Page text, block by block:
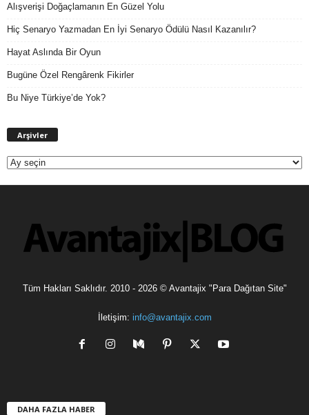
Alışverişi Doğaçlamanın En Güzel Yolu
Hiç Senaryo Yazmadan En İyi Senaryo Ödülü Nasıl Kazanılır?
Hayat Aslında Bir Oyun
Bugüne Özel Rengârenk Fikirler
Bu Niye Türkiye’de Yok?
Arşivler
Tüm Hakları Saklıdır. 2010 - 2026 © Avantajix "Para Dağıtan Site"
İletişim: info@avantajix.com
DAHA FAZLA HABER